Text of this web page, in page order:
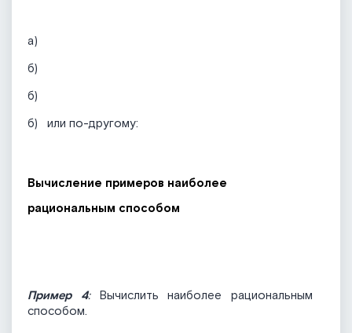
а)
б)
б)
б)
или по-другому:
Вычисление примеров наиболее
рациональным способом
Пример 4: Вычислить наиболее рациональным
способом.